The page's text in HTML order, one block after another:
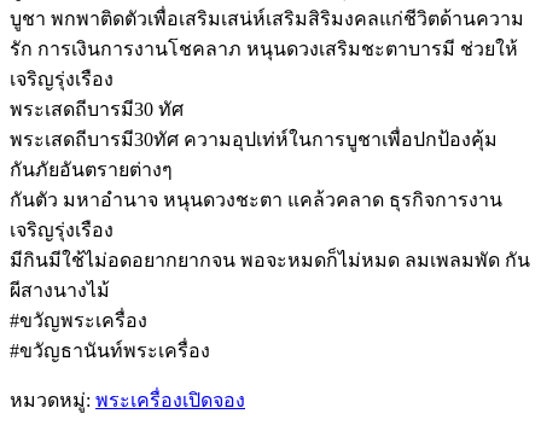
บูชา พกพาติดตัวเพื่อเสริมเสน่ห์เสริมสิริมงคลแก่ชีวิตด้านความ
รัก การเงินการงานโชคลาภ หนุนดวงเสริมชะตาบารมี ช่วยให้
เจริญรุ่งเรือง
พระเสดถีบารมี30 ทัศ
พระเสดถีบารมี30ทัศ ความอุปเท่ห์ในการบูชาเพื่อปกป้องคุ้ม
กันภัยอันตรายต่างๆ
กันตัว มหาอำนาจ หนุนดวงชะตา แคล้วคลาด ธุรกิจการงาน
เจริญรุ่งเรือง
มีกินมีใช้ไม่อดอยากยากจน พอจะหมดก็ไม่หมด ลมเพลมพัด กัน
ผีสางนางไม้
#ขวัญพระเครื่อง
#ขวัญธานันท์พระเครื่อง
หมวดหมู่: พระเครื่องเปิดจอง